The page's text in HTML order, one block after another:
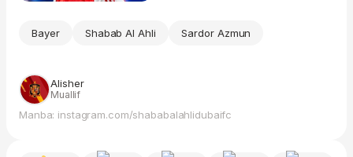
Bayer Shabab Al Ahli Sardor Azmun
Alisher
Muallif
Manba: instagram.com/shababalahlidubaifc